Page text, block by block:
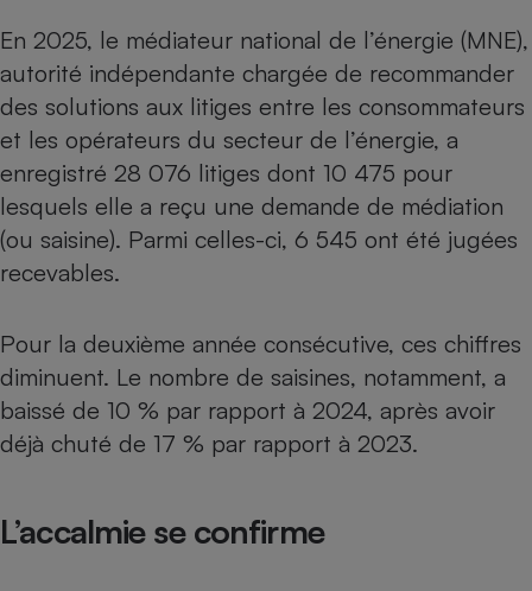
​​​​En 2025, le médiateur national de l’énergie (MNE),
autorité indépendante chargée de recommander
des solutions aux litiges entre les consommateurs
et les opérateurs du secteur de l’énergie, a
enregistré 28 076 litiges dont 10 475 pour
lesquels elle a reçu une demande de médiation
(ou saisine). Parmi celles-ci, 6 545 ont été jugées
recevables.
Pour la deuxième année consécutive, ces chiffres
diminuent. Le nombre de saisines, notamment, a
baissé de 10 % par rapport à 2024, après avoir
déjà chuté de 17 % par rapport à 2023.
L’accalmie se confirme
Cafetière à expressos
Robot ménager